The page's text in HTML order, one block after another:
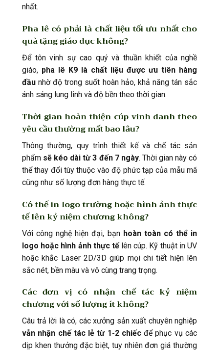
nhất.
Pha lê có phải là chất liệu tối ưu nhất cho
quà tặng giáo dục không?
Để tôn vinh sự cao quý và thuần khiết của nghề
giáo, pha lê K9 là chất liệu được ưu tiên hàng
đầu nhờ độ trong suốt hoàn hảo, khả năng tán sắc
ánh sáng lung linh và độ bền theo thời gian.
Thời gian hoàn thiện cúp vinh danh theo
yêu cầu thường mất bao lâu?
Thông thường, quy trình thiết kế và chế tác sản
phẩm sẽ kéo dài từ 3 đến 7 ngày. Thời gian này có
thể thay đổi tùy thuộc vào độ phức tạp của mẫu mã
cũng như số lượng đơn hàng thực tế.
Có thể in logo trường hoặc hình ảnh thực
tế lên kỷ niệm chương không?
Với công nghệ hiện đại, bạn hoàn toàn có thể in
logo hoặc hình ảnh thực tếlên cúp. Kỹ thuật in UV
hoặc khắc Laser 2D/3D giúp mọi chi tiết hiện lên
sắc nét, bền màu và vô cùng trang trọng.
Các đơn vị có nhận chế tác kỷ niệm
chương với số lượng ít không?
Câu trả lời là có, các xưởng sản xuất chuyên nghiệp
vẫn nhận chế tác lẻ từ 1-2 chiếcđể phục vụ các
dịp khen thưởng đặc biệt, tuy nhiên đơn giá thường